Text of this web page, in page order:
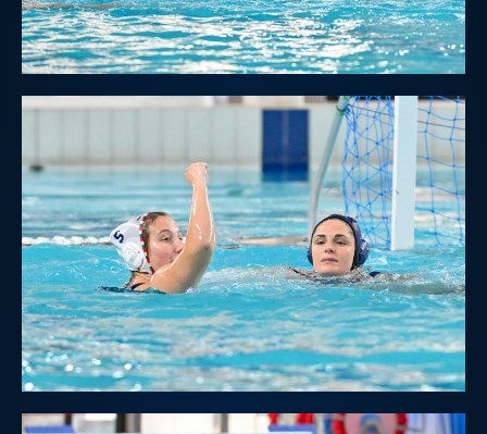
GUG
Propaganda
Centri Federali
Area Legislativa
Protezione Civile
Qualità